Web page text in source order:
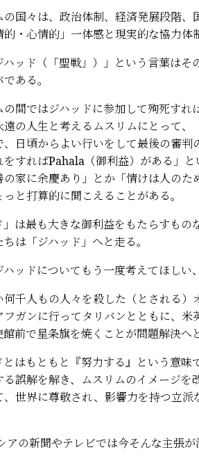
国々は、政治体制、経済発展段階、
・心情的」一体感と現実的な協力体
ッド（「聖戦」）」という言葉はそ
ある。
ではジハッドに参加して殉死すれ
の人生と考えるムスリムにとって
日頃からよい行いをして最後の審
をすればPahala（御利益）がある」
の家に余慶あり」とか「情けは人の
と打算的に聞こえることがある。
は最も大きな御利益をもたらすもの
は「ジハッド」へと走る。
ッドについてもう一度考えてほしい
千人もの人々を殺した（とされる）
フガンに行ってタリバンとともに、
前で星条旗を焼くことが問題解決へ
はもともと『努力する』という意味
る誤解を解き、ムスリムのイメージ
、世界に尊敬され、影響力を持つ立
新聞やテレビでは今そんな主張が